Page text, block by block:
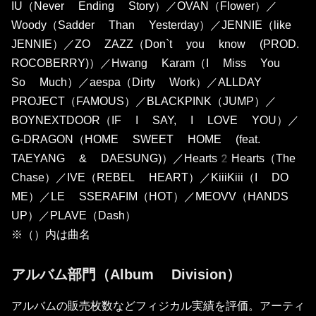
IU（Never Ending Story）／OVAN（Flower）／
Woody（Sadder Than Yesterday）／JENNIE（like
JENNIE）／ZO ZAZZ（Don`t you know (PROD.
ROCOBERRY)）／Hwang Karam（I Miss You
So Much）／aespa（Dirty Work）／ALLDAY
PROJECT（FAMOUS）／BLACKPINK（JUMP）／
BOYNEXTDOOR（IF I SAY, I LOVE YOU）／
G-DRAGON（HOME SWEET HOME (feat.
TAEYANG & DAESUNG)）／Hearts2Hearts（The
Chase）／IVE（REBEL HEART）／KiiiKiii（I DO
ME）／LE SSERAFIM（HOT）／MEOVV（HANDS
UP）／PLAVE（Dash）
※（）内は曲名
アルバム部門（Album Division）
アルバムの販売枚数などフィジカル実績を評価。アーティ